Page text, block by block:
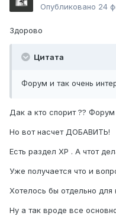
Опубликовано 24
Здорово
Цитата
Форум и так очень
Дак а кто спорит ??
Но вот насчет ДОБАВИТЬ!
Есть раздел ХР . А чтот
Уже получается что и
Хотелось бы отдельно
Ну а так вроде все